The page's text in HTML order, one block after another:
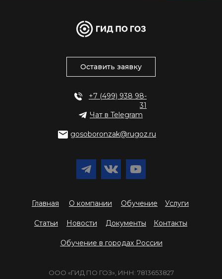
Новости Контакты
Документы
Обучение в городах России
Главная О компании Обучение Услуги
ООО «ГИД ПО ГОЗ», ИНН: 7813653827
Статьи
Оставить заявку
Чат в Telegram
gosoboronzak@rugoz.ru
+7 (499) 938 98-
31